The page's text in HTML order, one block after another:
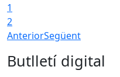
1
2
AnteriorSegüent
Butlletí digital